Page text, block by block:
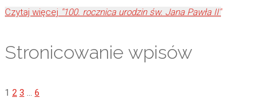
Czytaj więcej "100. rocznica urodzin św. Jana Pawła II"
Stronicowanie wpisów
1 2 3 … 6